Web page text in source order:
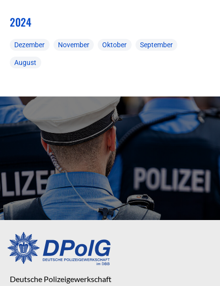
2024
Dezember November Oktober September
August
Deutsche Polizeigewerkschaft